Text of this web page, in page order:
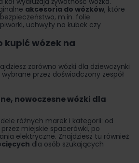
akcesoria do wózków, które
m.in. folie
uchwyty na kubek czy
kupić wózek na
zarówno wózki dla dziewczynki
przez doświadczony zespół
nowoczesne wózki dla
różnych marek i kategorii: od
miejskie spacerówki, po
elektryczne. Znajdziesz tu również
dla osób szukających